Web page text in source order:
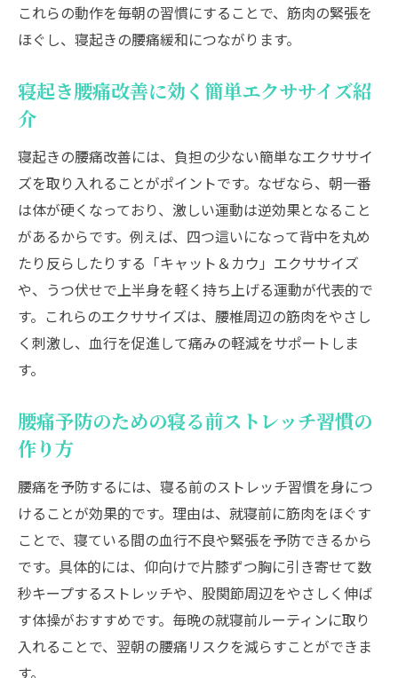
これらの動作を毎朝の習慣にすることで、筋肉の緊張を
ほぐし、寝起きの腰痛緩和につながります。
寝起き腰痛改善に効く簡単エクササイズ紹
介
寝起きの腰痛改善には、負担の少ない簡単なエクササイ
ズを取り入れることがポイントです。なぜなら、朝一番
は体が硬くなっており、激しい運動は逆効果となること
があるからです。例えば、四つ這いになって背中を丸め
たり反らしたりする「キャット＆カウ」エクササイズ
や、うつ伏せで上半身を軽く持ち上げる運動が代表的で
す。これらのエクササイズは、腰椎周辺の筋肉をやさし
く刺激し、血行を促進して痛みの軽減をサポートしま
す。
腰痛予防のための寝る前ストレッチ習慣の
作り方
腰痛を予防するには、寝る前のストレッチ習慣を身につ
けることが効果的です。理由は、就寝前に筋肉をほぐす
ことで、寝ている間の血行不良や緊張を予防できるから
です。具体的には、仰向けで片膝ずつ胸に引き寄せて数
秒キープするストレッチや、股関節周辺をやさしく伸ば
す体操がおすすめです。毎晩の就寝前ルーティンに取り
入れることで、翌朝の腰痛リスクを減らすことができま
す。